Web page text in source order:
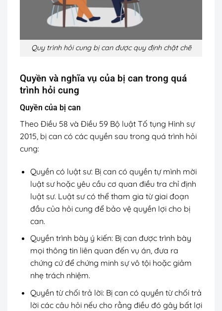
Quy trình hỏi cung bị can được quy định chặt chẽ
Quyền và nghĩa vụ của bị can trong quá
trình hỏi cung
Quyền của bị can
Theo Điều 58 và Điều 59 Bộ luật Tố tụng Hình sự
2015, bị can có các quyền sau trong quá trình hỏi
cung:
Quyền có luật sư: Bị can có quyền tự mình mời
luật sư hoặc yêu cầu cơ quan điều tra chỉ định
luật sư. Luật sư có thể tham gia từ giai đoạn
đầu của hỏi cung để bảo vệ quyền lợi cho bị
can.
Quyền trình bày ý kiến: Bị can được trình bày
mọi thông tin liên quan đến vụ án, đưa ra
chứng cứ để chứng minh sự vô tội hoặc giảm
nhẹ trách nhiệm.
Quyền từ chối trả lời: Bị can có quyền từ chối trả
lời các câu hỏi nếu cho rằng điều đó gây bất lợi